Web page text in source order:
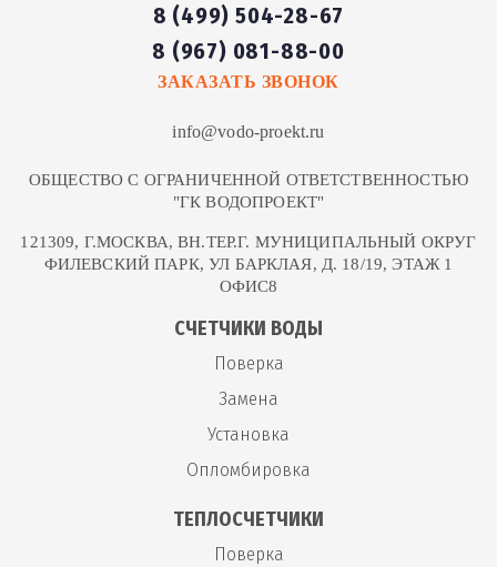
8 (499) 504-28-67
8 (967) 081-88-00
ЗАКАЗАТЬ ЗВОНОК
info@vodo-proekt.ru
ОБЩЕСТВО С ОГРАНИЧЕННОЙ ОТВЕТСТВЕННОСТЬЮ
"ГК ВОДОПРОЕКТ"
121309, Г.МОСКВА, ВН.ТЕР.Г. МУНИЦИПАЛЬНЫЙ ОКРУГ
ФИЛЕВСКИЙ ПАРК, УЛ БАРКЛАЯ, Д. 18/19, ЭТАЖ 1
ОФИС8
СЧЕТЧИКИ ВОДЫ
Поверка
Замена
Установка
Опломбировка
ТЕПЛОСЧЕТЧИКИ
Поверка